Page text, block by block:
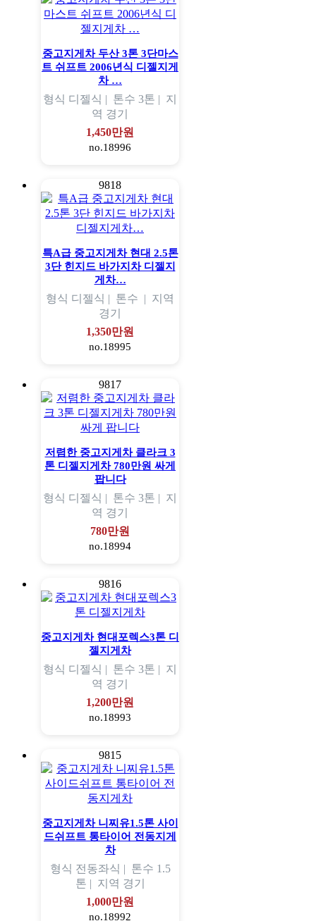
중고지게차 두산 3톤 3단마스
트 쉬프트 2006년식 디젤지게
차 …
형식 디젤식 | 톤수 3톤 | 지
역 경기
1,450만원
no.18996
9818
특A급 중고지게차 현대 2.5톤
3단 힌지드 바가지차 디젤지
게차…
형식 디젤식 | 톤수 | 지역
경기
1,350만원
no.18995
9817
저렴한 중고지게차 클라크 3
톤 디젤지게차 780만원 싸게
팝니다
형식 디젤식 | 톤수 3톤 | 지
역 경기
780만원
no.18994
9816
중고지게차 현대포렉스3톤 디
젤지게차
형식 디젤식 | 톤수 3톤 | 지
역 경기
1,200만원
no.18993
9815
중고지게차 니찌유1.5톤 사이
드쉬프트 통타이어 전동지게
차
형식 전동좌식 | 톤수 1.5
톤 | 지역 경기
1,000만원
no.18992